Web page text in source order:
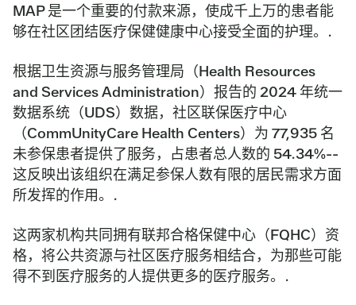
MAP 是一个重要的付款来源，使成千上万的患者能
够在社区团结医疗保健健康中心接受全面的护理。.
根据卫生资源与服务管理局（Health Resources
and Services Administration）报告的 2024 年统一
数据系统（UDS）数据，社区联保医疗中心
（CommUnityCare Health Centers）为 77,935 名
未参保患者提供了服务，占患者总人数的 54.34%--
这反映出该组织在满足参保人数有限的居民需求方面
所发挥的作用。.
这两家机构共同拥有联邦合格保健中心（FQHC）资
格，将公共资源与社区医疗服务相结合，为那些可能
得不到医疗服务的人提供更多的医疗服务。.